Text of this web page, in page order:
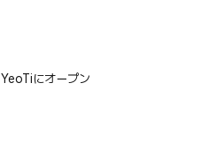
YeoTiにオープン